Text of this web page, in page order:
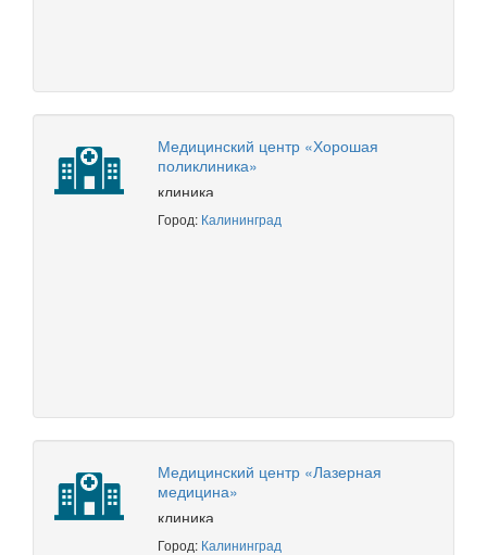
Медицинский центр «Хорошая
поликлиника»
клиника
Город: Калининград
Медицинский центр «Лазерная
медицина»
клиника
Город: Калининград